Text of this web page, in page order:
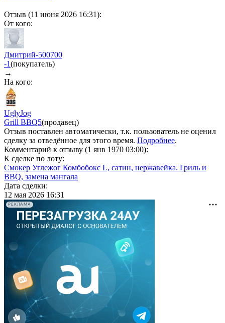
Отзыв (11 июня 2026 16:31):
От кого:
Дмитрий-500700
-1(покупатель)
→
На кого:
UglyJog
Grill BBQ5(продавец)
Отзыв поставлен автоматически, т.к. пользователь не оценил
сделку за отведённое для этого время. Подробнее.
Комментарий к отзыву (1 янв 1970 03:00):
К сделке по лоту:
Смокер Углежог Комбобокс L, сатин, нержавейка. Гриль и
BBQ, замена мангала
Дата сделки:
12 мая 2026 16:31
РЕКЛАМА